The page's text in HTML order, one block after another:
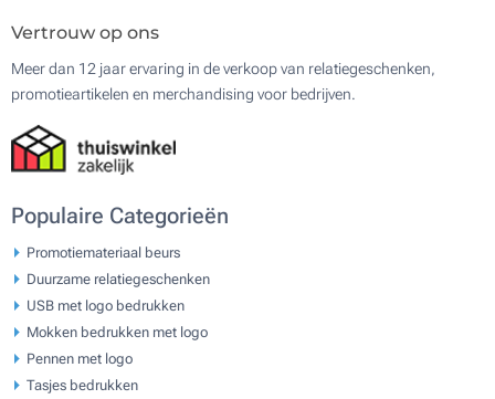
Vertrouw op ons
Meer dan 12 jaar ervaring in de verkoop van relatiegeschenken,
promotieartikelen en merchandising voor bedrijven.
Populaire Categorieën
Promotiemateriaal beurs
Duurzame relatiegeschenken
USB met logo bedrukken
Mokken bedrukken met logo
Pennen met logo
Tasjes bedrukken